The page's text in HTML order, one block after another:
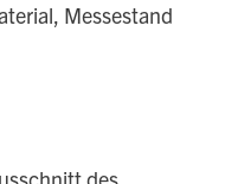
Messestand